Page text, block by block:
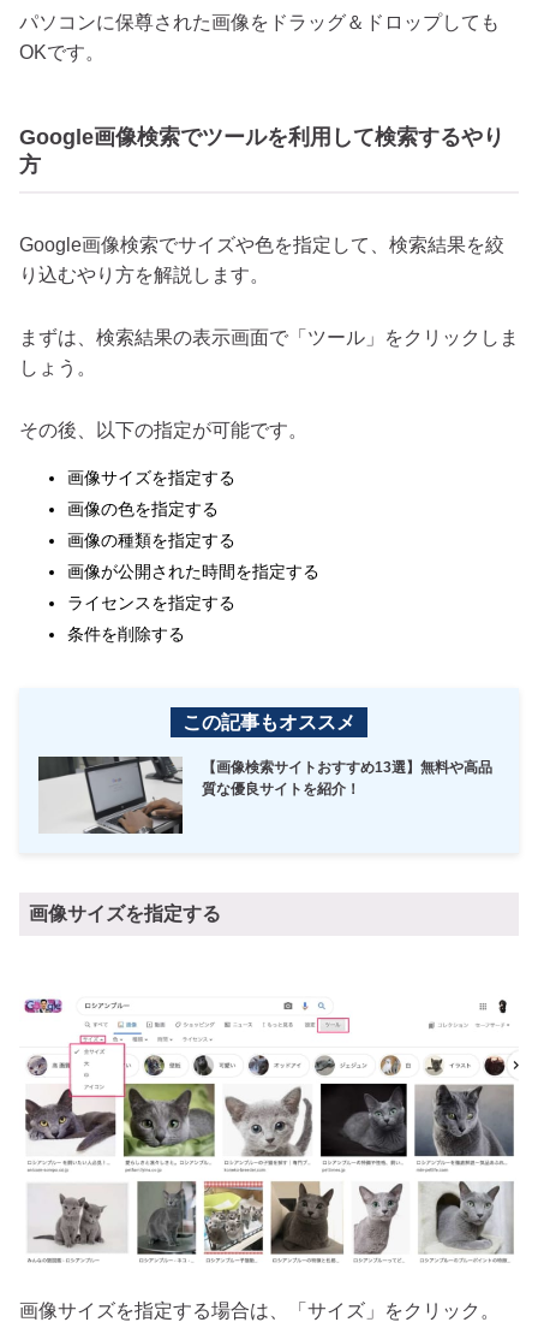
パソコンに保尊された画像をドラッグ＆ドロップしても
OKです。
Google画像検索でツールを利用して検索するやり
方
Google画像検索でサイズや色を指定して、検索結果を絞
り込むやり方を解説します。
まずは、検索結果の表示画面で「ツール」をクリックしま
しょう。
その後、以下の指定が可能です。
画像サイズを指定する
画像の色を指定する
画像の種類を指定する
画像が公開された時間を指定する
ライセンスを指定する
条件を削除する
この記事もオススメ
【画像検索サイトおすすめ13選】無料や高品
質な優良サイトを紹介！
画像サイズを指定する
画像サイズを指定する場合は、「サイズ」をクリック。